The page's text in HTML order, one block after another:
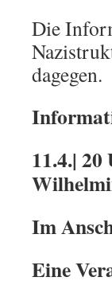
Die
dagegen.
11.4.|
Im
Eine